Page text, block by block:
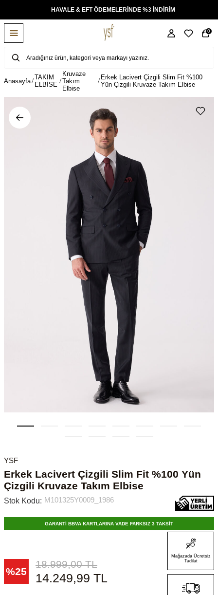
HAVALE & EFT ÖDEMELERİNDE %3 İNDİRİM
0
Anasayfa TAKIM
ELBİSE
Kruvaze
Takım
Elbise
Erkek Lacivert Çizgili Slim Fit %100
Yün Çizgili Kruvaze Takım Elbise
YSF
Erkek Lacivert Çizgili Slim Fit %100 Yün
Çizgili Kruvaze Takım Elbise
Stok Kodu: M101325Y0009_1986
GARANTİ BBVA KARTLARINA VADE FARKSIZ 3 TAKSİT
%25
18.999,00TL
14.249,99 TL
Mağazada Ücretsiz
Tadilat